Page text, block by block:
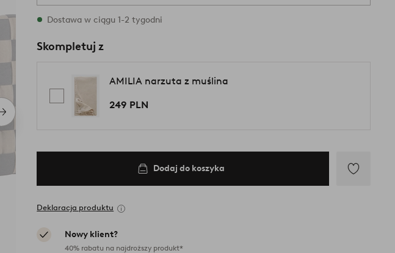
Następny
produkt
W magazynie
Dostawa w ciągu 1-2 tygodni
Skompletuj z
AMILIA narzuta z muślina
249 PLN
Dodaj do koszyka
Deklaracja produktu
Nowy klient?
40% rabatu na najdroższy produkt*